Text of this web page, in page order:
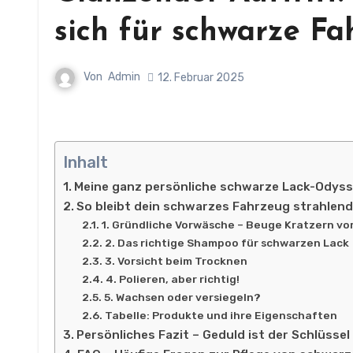
sich für schwarze
Von Admin 12. Februar 2025
Inhalt
Meine ganz persönliche schwarze Lack-
So bleibt dein schwarzes Fahrzeug
1. Gründliche Vorwäsche – Beuge Kratzern
2. Das richtige Shampoo für schwarzen Lack
3. Vorsicht beim Trocknen
4. Polieren, aber richtig!
5. Wachsen oder versiegeln?
Tabelle: Produkte und ihre Eigenschaften
Persönliches Fazit – Geduld ist der